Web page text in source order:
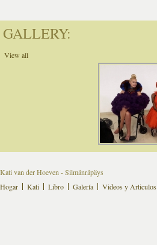
GALLERY:
View all
Kati van der Hoeven - Silmänräpäys
Hogar
Kati Libro Galería Videos y Articulos